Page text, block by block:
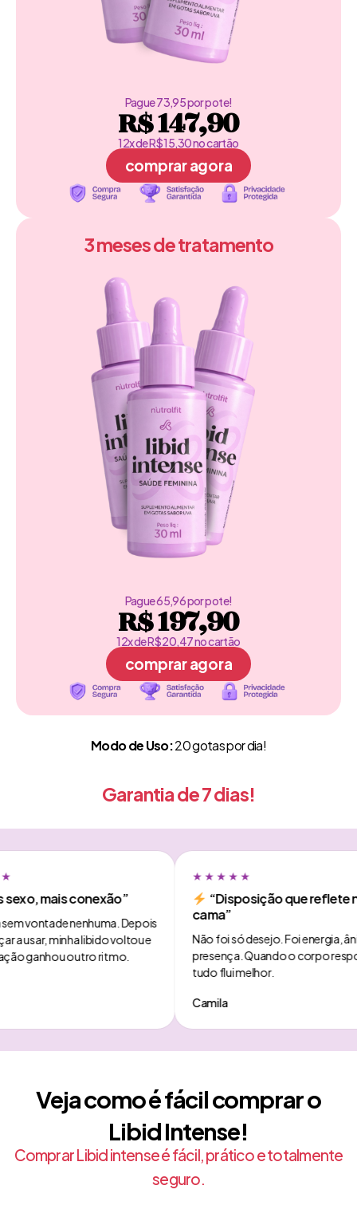
Pague 73,95 por pote!
R$ 147,90
12x de R$ 15,30 no cartão
comprar agora
3 meses de tratamento
Pague 65,96 por pote!
R$ 197,90
12x de R$ 20,47 no cartão
comprar agora
Modo de Uso:20 gotas por dia!
Garantia de 7 dias!
mais conexão”
nenhuma. Depois
minha libido voltou e
outro ritmo.
★★★★★
“Disposição que reflete na
cama”
Não foi só desejo. Foi energia, ânimo e
presença. Quando o corpo responde,
tudo flui melhor.
Camila
Veja como é fácil comprar o
Libid Intense!
Comprar Libid intense é fácil, prático e totalmente
seguro.